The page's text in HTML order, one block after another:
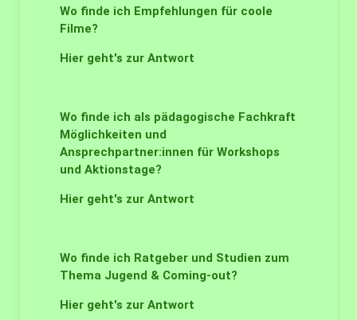
Wo finde ich Empfehlungen für coole
Filme?
Hier geht's zur Antwort
Wo finde ich als pädagogische Fachkraft
Möglichkeiten und
Ansprechpartner:innen für Workshops
und Aktionstage?
Hier geht's zur Antwort
Wo finde ich Ratgeber und Studien zum
Thema Jugend & Coming-out?
Hier geht's zur Antwort